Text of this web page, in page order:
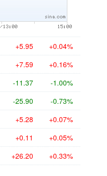
+5.95 +0.04%
+7.59 +0.16%
-11.37 -1.00%
-25.90 -0.73%
+5.28 +0.07%
+0.11 +0.05%
+26.20 +0.33%